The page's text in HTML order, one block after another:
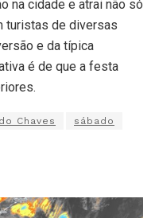
na cidade e atrai não só
turistas de diversas
e da típica
é de que a festa
Chaves sábado